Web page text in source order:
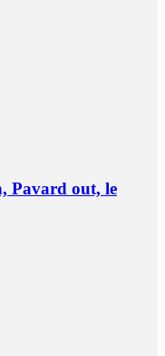
Pavard out, le